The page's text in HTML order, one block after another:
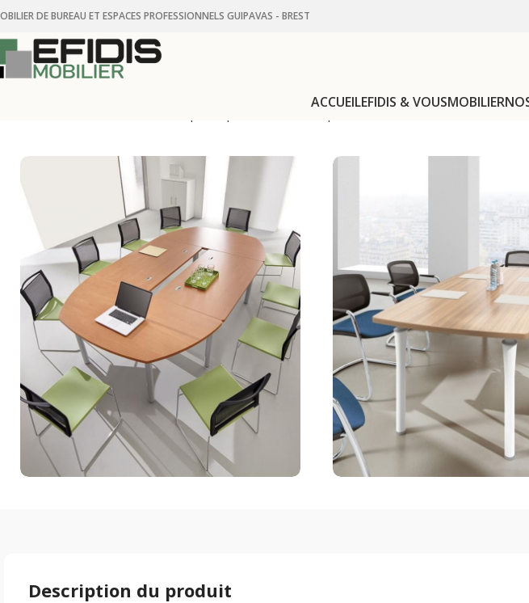
DE BUREAU ET ESPACES PROFESSIONNELS GUIPAVAS - BREST
ACCUEILEFIDIS & VOUSMOBILIER
Description du produit